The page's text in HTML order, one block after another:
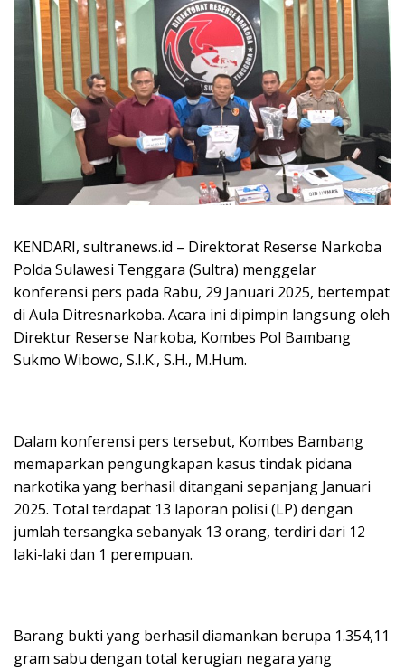
KENDARI, sultranews.id – Direktorat Reserse Narkoba
Polda Sulawesi Tenggara (Sultra) menggelar
konferensi pers pada Rabu, 29 Januari 2025, bertempat
di Aula Ditresnarkoba. Acara ini dipimpin langsung oleh
Direktur Reserse Narkoba, Kombes Pol Bambang
Sukmo Wibowo, S.I.K., S.H., M.Hum.
Dalam konferensi pers tersebut, Kombes Bambang
memaparkan pengungkapan kasus tindak pidana
narkotika yang berhasil ditangani sepanjang Januari
2025. Total terdapat 13 laporan polisi (LP) dengan
jumlah tersangka sebanyak 13 orang, terdiri dari 12
laki-laki dan 1 perempuan.
Barang bukti yang berhasil diamankan berupa 1.354,11
gram sabu dengan total kerugian negara yang